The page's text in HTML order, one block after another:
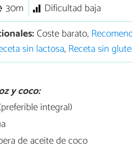
30m
Dificultad baja
Coste barato,
sin lactosa,Receta sin
y coco:
integral)
de aceite de coco